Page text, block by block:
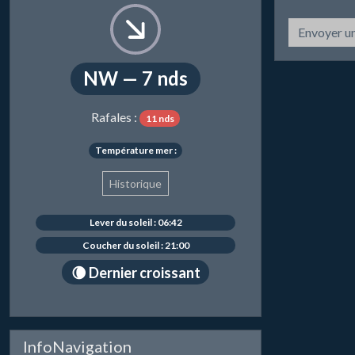
NW — 7 nds
Rafales : 11 nds
Température mer :
Historique
Lever du soleil : 06:42
Coucher du soleil : 21:00
🌘 Dernier croissant
InfoNavigation
Envoyer